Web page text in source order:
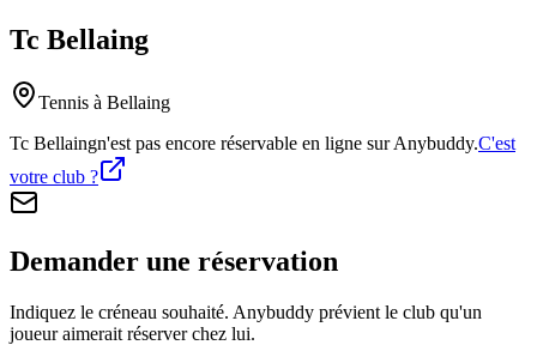
Tc Bellaing
Tennis à Bellaing
Tc Bellaingn'est pas encore réservable en ligne sur Anybuddy.C'est
votre club ?
Demander une réservation
Indiquez le créneau souhaité. Anybuddy prévient le club qu'un
joueur aimerait réserver chez lui.